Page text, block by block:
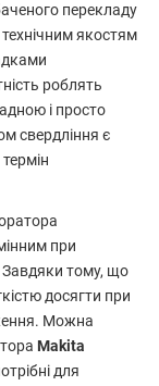
перекладу
якостям
роблять
і просто
свердління є
при
Завдяки тому, що
досягти при
Можна
Makita
для